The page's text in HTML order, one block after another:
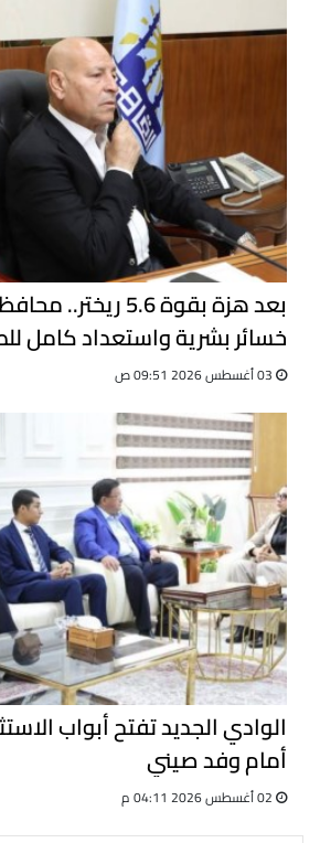
بعد هزة بقوة 5.6
خسائر بشرية واستعداد كامل
الوادي الجديد تفتح أبواب
أمام وفد صيني